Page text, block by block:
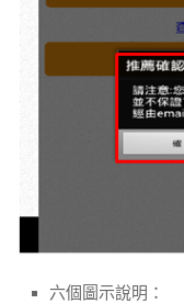
六個圖示說明：